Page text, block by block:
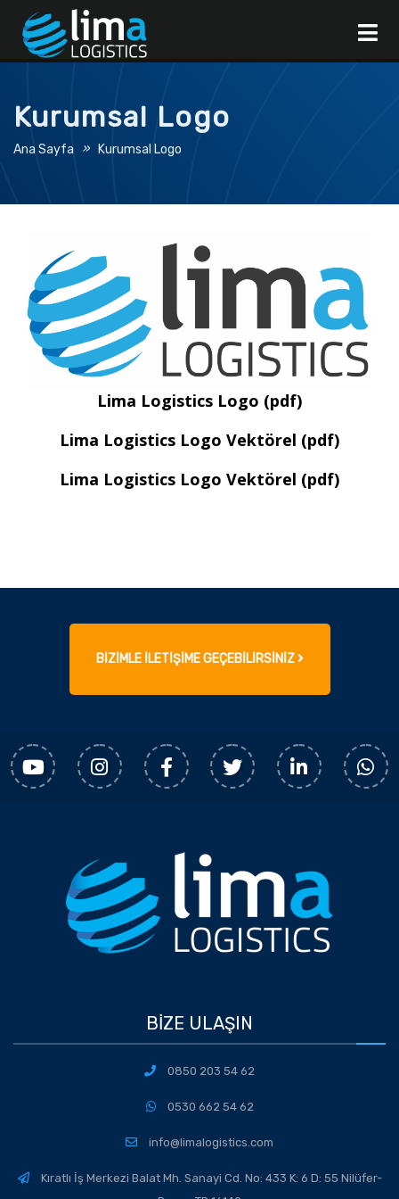
Kurumsal Logo
Ana Sayfa » Kurumsal Logo
Lima Logistics Logo (pdf)
Lima Logistics Logo Vektörel (pdf)
Lima Logistics Logo Vektörel (pdf)
BİZİMLE İLETİŞİME GEÇEBİLİRSİNİZ
BIZE ULAŞIN
0850 203 54 62
0530 662 54 62
info@limalogistics.com
Kıratlı İş Merkezi Balat Mh. Sanayi Cd. No: 433 K: 6 D: 55 Nilüfer-